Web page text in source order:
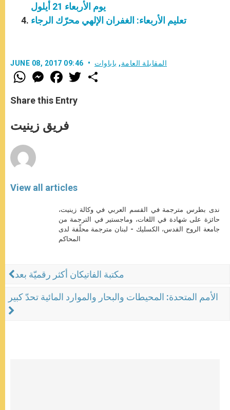
يوم الأربعاء 21 أيلول
تعليم الأربعاء: الغفران الإلهي محرّك الرجاء
JUNE 08, 2017 09:46 المقابلة العامة, باباوات
W
h
t
s
p
p
M
e
s
e
g
e
F
a
e
b
o
k
w
Share this Entry
فريق زينيت
View all articles
ندى بطرس مترجمة في القسم العربي في وكالة زينيت،
حائزة على شهادة في اللغات، وماجستير في الترجمة من
جامعة الروح القدس، الكسليك - لبنان مترجمة محلّفة لدى
المحاكم
مكتبة الفاتيكان أكثر رقميّة بعد
الأمم المتحدة: المحيطات والبحار والموارد المائية تحدّ كبير